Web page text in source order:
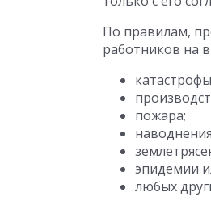
По правилам,
работников на
пожара;
эпидемии
любых